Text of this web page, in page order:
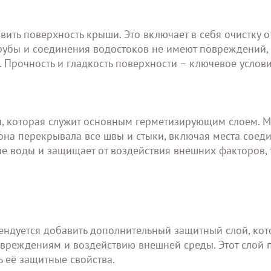
поверхность крыши. Это включает в себя очистку
и соединения водостоков не имеют
и гладкость поверхности – ключевое
которая служит основным герметизирующим слоем.
перекрывала все швы и стыки, включая места
воды и защищает от воздействия внешних факторов,
добавить дополнительный защитный слой,
и воздействию внешней среды. Этот слой
защитные свойства.